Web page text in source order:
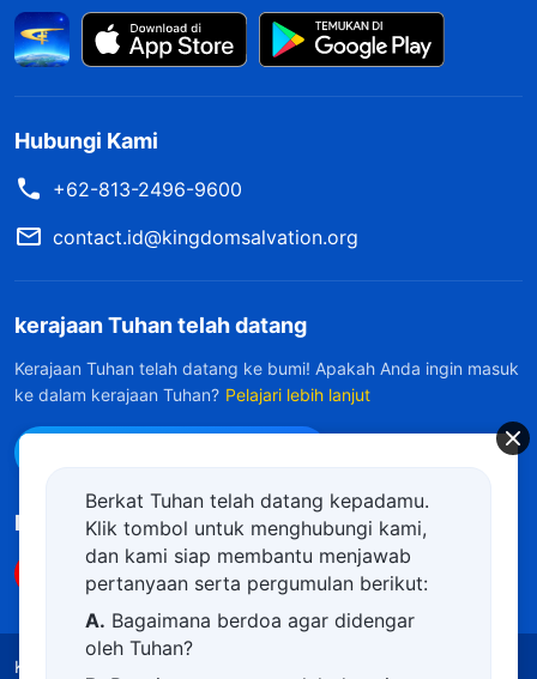
Hubungi Kami
+62-813-2496-9600
contact.id@kingdomsalvation.org
kerajaan Tuhan telah datang
Kerajaan Tuhan telah datang ke bumi! Apakah Anda ingin masuk
ke dalam kerajaan Tuhan? Pelajari lebih lanjut
Ikuti Kami
Ketentuan Penggunaan
Berkat Tuhan telah datang kepadamu.
Klik tombol untuk menghubungi kami,
dan kami siap membantu menjawab
pertanyaan serta pergumulan berikut:
A. Bagaimana berdoa agar didengar
oleh Tuhan?